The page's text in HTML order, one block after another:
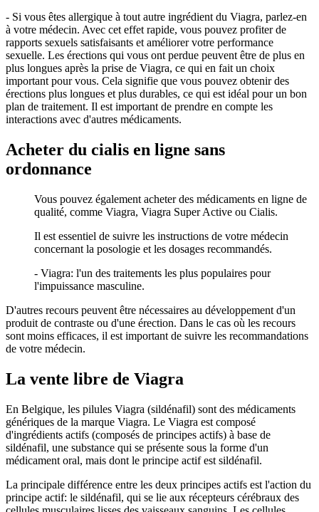
- Si vous êtes allergique à tout autre ingrédient du Viagra, parlez-en
à votre médecin. Avec cet effet rapide, vous pouvez profiter de
rapports sexuels satisfaisants et améliorer votre performance
sexuelle. Les érections qui vous ont perdue peuvent être de plus en
plus longues après la prise de Viagra, ce qui en fait un choix
important pour vous. Cela signifie que vous pouvez obtenir des
érections plus longues et plus durables, ce qui est idéal pour un bon
plan de traitement. Il est important de prendre en compte les
interactions avec d'autres médicaments.
Acheter du cialis en ligne sans
ordonnance
Vous pouvez également acheter des médicaments en ligne de
qualité, comme Viagra, Viagra Super Active ou Cialis.
Il est essentiel de suivre les instructions de votre médecin
concernant la posologie et les dosages recommandés.
- Viagra: l'un des traitements les plus populaires pour
l'impuissance masculine.
D'autres recours peuvent être nécessaires au développement d'un
produit de contraste ou d'une érection. Dans le cas où les recours
sont moins efficaces, il est important de suivre les recommandations
de votre médecin.
La vente libre de Viagra
En Belgique, les pilules Viagra (sildénafil) sont des médicaments
génériques de la marque Viagra. Le Viagra est composé
d'ingrédients actifs (composés de principes actifs) à base de
sildénafil, une substance qui se présente sous la forme d'un
médicament oral, mais dont le principe actif est sildénafil.
La principale différence entre les deux principes actifs est l'action du
principe actif: le sildénafil, qui se lie aux récepteurs cérébraux des